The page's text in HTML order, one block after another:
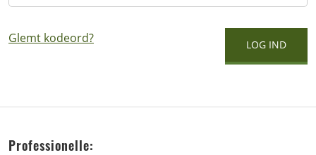
Glemt kodeord?
Professionelle: